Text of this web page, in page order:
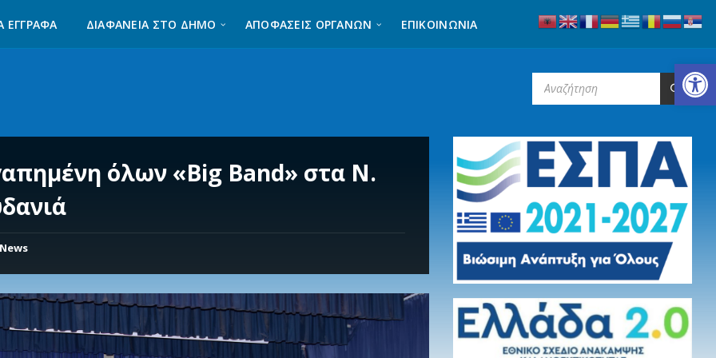
Ανοίξτε τη γραμμή εργαλείων
ΈΓΓΡΑΦΑ ΔΙΑΦΆΝΕΙΑ ΣΤΟ ΔΉΜΟ ΑΠΟΦΑΣΕΙΣ ΟΡΓΑΝΩΝ ΕΠΙΚΟΙΝΩΝΊΑ
όλων «Big Band» στα Ν.
News